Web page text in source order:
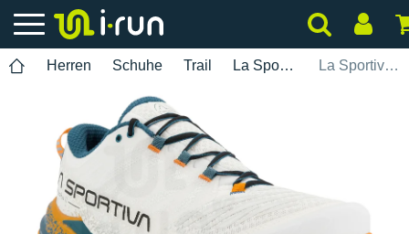
Herren Schuhe Trail La Sportiva La Sportiva Akasha II Herren